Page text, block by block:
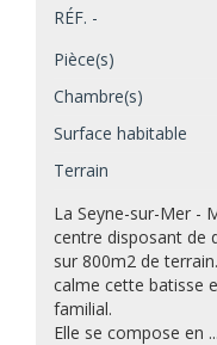
RÉF. -
Pièce(s)
Chambre(s)
Surface habitable
Terrain
La Seyne-sur-Mer -
centre disposant de
sur 800m2 de
calme cette batisse
familial.
Elle se compose en ...